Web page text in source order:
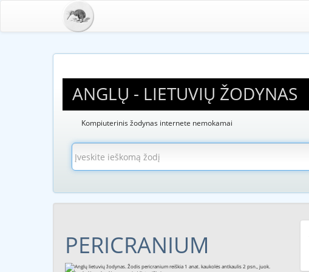
ANGLŲ - LIETUVIŲ ŽODYNAS
Kompiuterinis žodynas internete nemokamai
PERICRANIUM